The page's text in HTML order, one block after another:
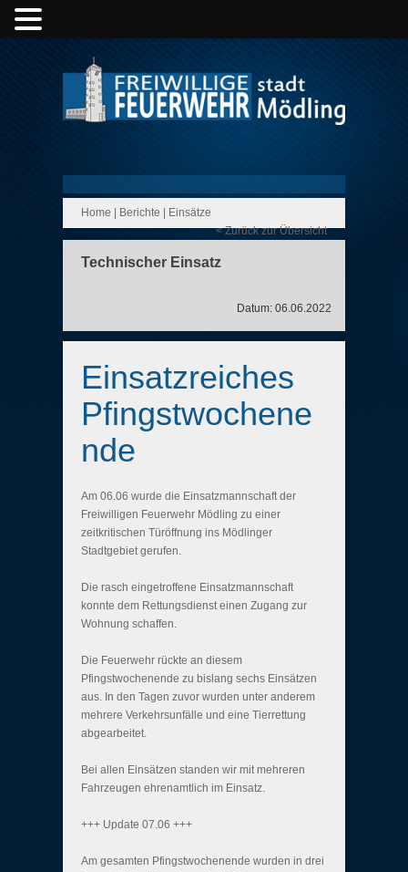
Home Berichte
Einsätze
< Zurück zur Übersicht
Technischer Einsatz
Datum: 06.06.2022
Einsatzreiches
Pfingstwochene
nde
Am 06.06 wurde die Einsatzmannschaft der
Freiwilligen Feuerwehr Mödling zu einer
zeitkritischen Türöffnung ins Mödlinger
Stadtgebiet gerufen.
Die rasch eingetroffene Einsatzmannschaft
konnte dem Rettungsdienst einen Zugang zur
Wohnung schaffen.
Die Feuerwehr rückte an diesem
Pfingstwochenende zu bislang sechs Einsätzen
aus. In den Tagen zuvor wurden unter anderem
mehrere Verkehrsunfälle und eine Tierrettung
abgearbeitet.
Bei allen Einsätzen standen wir mit mehreren
Fahrzeugen ehrenamtlich im Einsatz.
+++ Update 07.06 +++
Am gesamten Pfingstwochenende wurden in drei